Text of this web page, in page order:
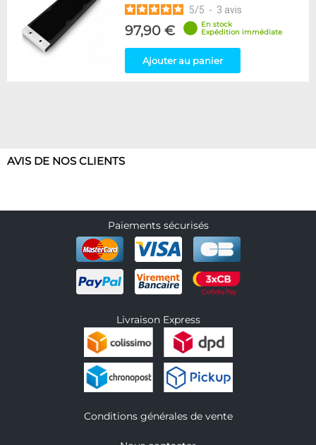
5/5 - 3 avis
97,90 €
En stock
Expédition immédiate
Ajouter au panier
AVIS DE NOS CLIENTS
Paiements sécurisés
Livraison Express
Conditions générales de vente